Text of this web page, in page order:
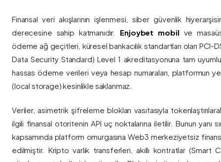
Finansal veri akışlarının işlenmesi, siber güvenlik
derecesine sahip katmanıdır. Enjoybet mobil ve
ödeme ağ geçitleri, küresel bankacılık standartları olan PCI-
Data Security Standard) Level 1 akreditasyonuna tam
hassas ödeme verileri veya hesap numaraları, platformun
(local storage) kesinlikle saklanmaz.
Veriler, asimetrik şifreleme blokları vasıtasıyla
ilgili finansal otoritenin API uç noktalarına iletilir. Bunun yanı
kapsamında platform omurgasına Web3 merkeziyetsiz
edilmiştir. Kripto varlık transferleri, akıllı kontratlar (Smart